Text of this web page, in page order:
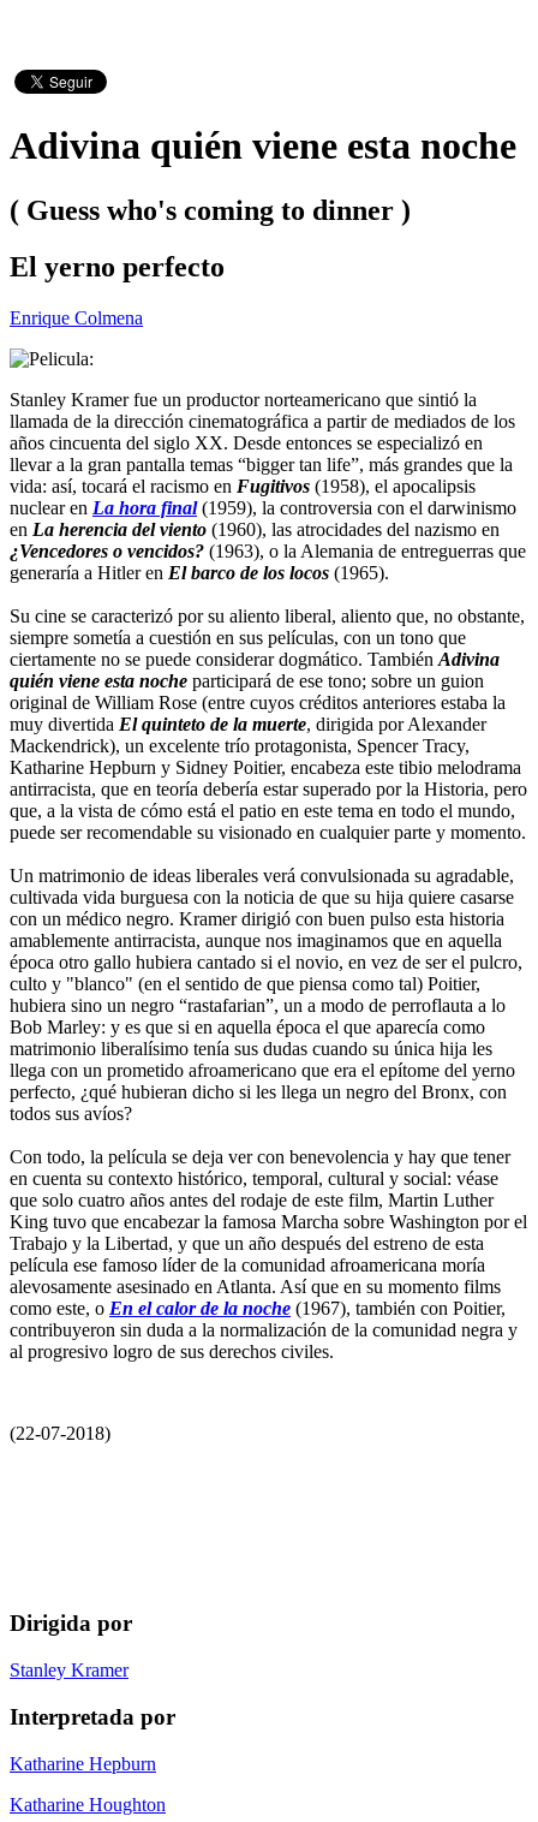
Adivina quién viene esta noche
( Guess who's coming to dinner )
El yerno perfecto
Enrique Colmena
Stanley Kramer fue un productor norteamericano que sintió la
llamada de la dirección cinematográfica a partir de mediados de los
años cincuenta del siglo XX. Desde entonces se especializó en
llevar a la gran pantalla temas “bigger tan life”, más grandes que la
vida: así, tocará el racismo en Fugitivos (1958), el apocalipsis
nuclear en La hora final(1959), la controversia con el darwinismo
en La herencia del viento (1960), las atrocidades del nazismo en
¿Vencedores o vencidos? (1963), o la Alemania de entreguerras que
generaría a Hitler en El barco de los locos (1965).
Su cine se caracterizó por su aliento liberal, aliento que, no obstante,
siempre sometía a cuestión en sus películas, con un tono que
ciertamente no se puede considerar dogmático. También Adivina
quién viene esta noche participará de ese tono; sobre un guion
original de William Rose (entre cuyos créditos anteriores estaba la
muy divertida El quinteto de la muerte, dirigida por Alexander
Mackendrick), un excelente trío protagonista, Spencer Tracy,
Katharine Hepburn y Sidney Poitier, encabeza este tibio melodrama
antirracista, que en teoría debería estar superado por la Historia, pero
que, a la vista de cómo está el patio en este tema en todo el mundo,
puede ser recomendable su visionado en cualquier parte y momento.
Un matrimonio de ideas liberales verá convulsionada su agradable,
cultivada vida burguesa con la noticia de que su hija quiere casarse
con un médico negro. Kramer dirigió con buen pulso esta historia
amablemente antirracista, aunque nos imaginamos que en aquella
época otro gallo hubiera cantado si el novio, en vez de ser el pulcro,
culto y "blanco" (en el sentido de que piensa como tal) Poitier,
hubiera sino un negro “rastafarian”, un a modo de perroflauta a lo
Bob Marley: y es que si en aquella época el que aparecía como
matrimonio liberalísimo tenía sus dudas cuando su única hija les
llega con un prometido afroamericano que era el epítome del yerno
perfecto, ¿qué hubieran dicho si les llega un negro del Bronx, con
todos sus avíos?
Con todo, la película se deja ver con benevolencia y hay que tener
en cuenta su contexto histórico, temporal, cultural y social: véase
que solo cuatro años antes del rodaje de este film, Martin Luther
King tuvo que encabezar la famosa Marcha sobre Washington por el
Trabajo y la Libertad, y que un año después del estreno de esta
película ese famoso líder de la comunidad afroamericana moría
alevosamente asesinado en Atlanta. Así que en su momento films
como este, o En el calor de la noche (1967), también con Poitier,
contribuyeron sin duda a la normalización de la comunidad negra y
al progresivo logro de sus derechos civiles.
(22-07-2018)
Dirigida por
Stanley Kramer
Interpretada por
Katharine Hepburn
Katharine Houghton